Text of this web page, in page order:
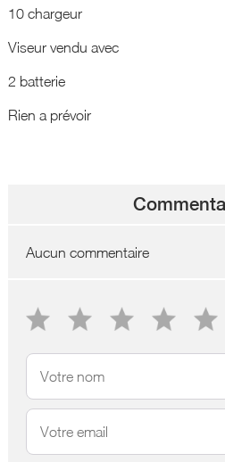
10 chargeur
Viseur vendu avec
2 batterie
Rien a prévoir
Aucun commentaire